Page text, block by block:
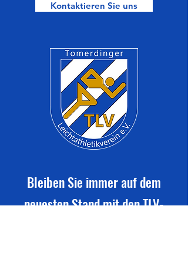
Kontaktieren Sie uns
Bleiben Sie immer auf dem
neuesten Stand mit den TLV-